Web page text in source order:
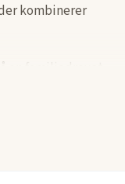
kombinerer
der kun
at optimere din